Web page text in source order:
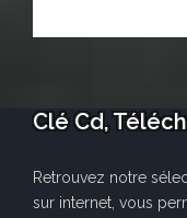
Clé Cd,
Retrouvez notre
sur internet, vous